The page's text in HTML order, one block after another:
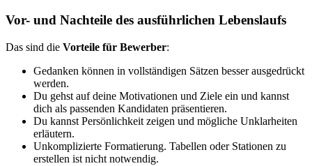
Vor- und Nachteile des ausführlichen Lebenslaufs
Das sind die Vorteile für Bewerber:
Gedanken können in vollständigen Sätzen besser ausgedrückt
werden.
Du gehst auf deine Motivationen und Ziele ein und kannst
dich als passenden Kandidaten präsentieren.
Du kannst Persönlichkeit zeigen und mögliche Unklarheiten
erläutern.
Unkomplizierte Formatierung. Tabellen oder Stationen zu
erstellen ist nicht notwendig.